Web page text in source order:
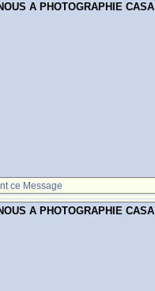
A PHOTOGRAPHIE CASA
ce Message
A PHOTOGRAPHIE CASA